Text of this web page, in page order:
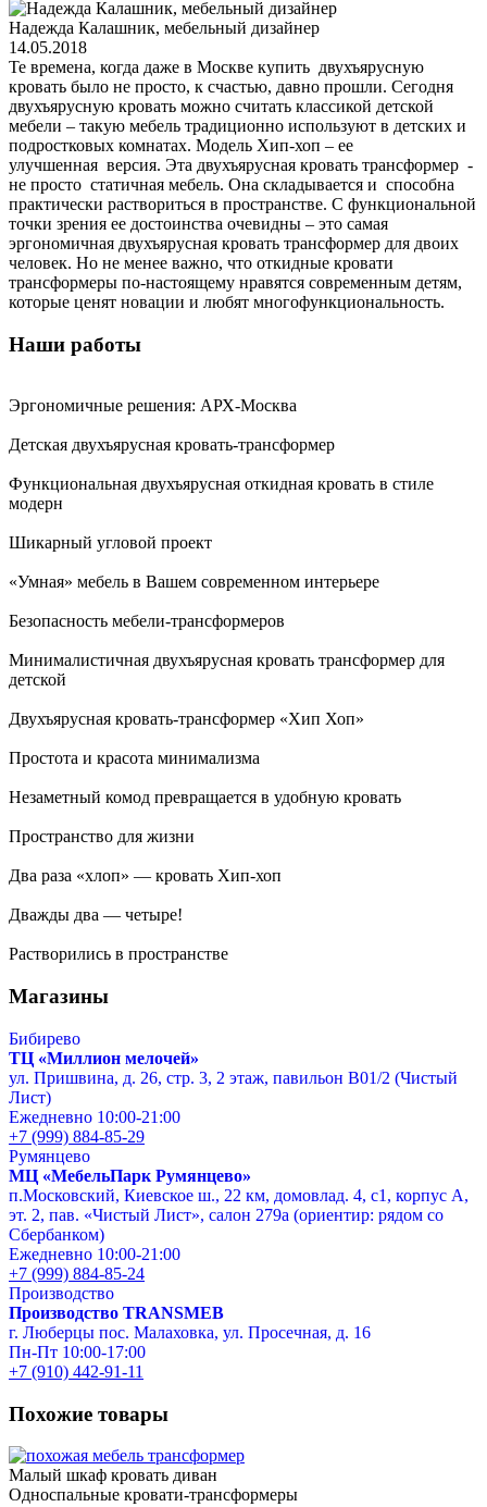
Надежда Калашник, мебельный дизайнер
14.05.2018
Те времена, когда даже в Москве купить двухъярусную
кровать было не просто, к счастью, давно прошли. Сегодня
двухъярусную кровать можно считать классикой детской
мебели – такую мебель традиционно используют в детских и
подростковых комнатах. Модель Хип-хоп – ее
улучшенная версия. Эта двухъярусная кровать трансформер -
не просто статичная мебель. Она складывается и способна
практически раствориться в пространстве. С функциональной
точки зрения ее достоинства очевидны – это самая
эргономичная двухъярусная кровать трансформер для двоих
человек. Но не менее важно, что откидные кровати
трансформеры по-настоящему нравятся современным детям,
которые ценят новации и любят многофункциональность.
Наши работы
Эргономичные решения: АРХ-Москва
Детская двухъярусная кровать-трансформер
Функциональная двухъярусная откидная кровать в стиле
модерн
Шикарный угловой проект
«Умная» мебель в Вашем современном интерьере
Безопасность мебели-трансформеров
Минималистичная двухъярусная кровать трансформер для
детской
Двухъярусная кровать-трансформер «Хип Хоп»
Простота и красота минимализма
Незаметный комод превращается в удобную кровать
Пространство для жизни
Два раза «хлоп» — кровать Хип-хоп
Дважды два — четыре!
Растворились в пространстве
Магазины
Бибирево
ТЦ «Миллион мелочей»
ул. Пришвина, д. 26, стр. 3, 2 этаж, павильон В01/2 (Чистый
Лист)
Ежедневно 10:00-21:00
+7 (999) 884-85-29
Румянцево
МЦ «МебельПарк Румянцево»
п.Московский, Киевское ш., 22 км, домовлад. 4, с1, корпус А,
эт. 2, пав. «Чистый Лист», салон 279а (ориентир: рядом со
Сбербанком)
Ежедневно 10:00-21:00
+7 (999) 884-85-24
Производство
Производство TRANSMEB
г. Люберцы пос. Малаховка, ул. Просечная, д. 16
Пн-Пт 10:00-17:00
+7 (910) 442-91-11
Похожие товары
Малый шкаф кровать диван
Односпальные кровати-трансформеры